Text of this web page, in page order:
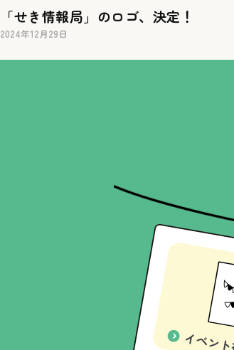
「せき情報局」のロゴ、決定！
2024年12月29日